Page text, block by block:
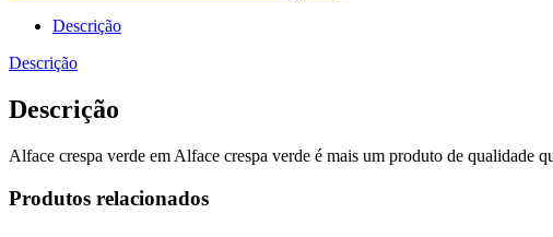
Descrição
Descrição
Descrição
Alface crespa verde em Alface crespa verde é mais um produto de qualidade
Produtos relacionados